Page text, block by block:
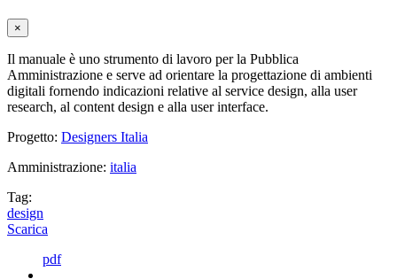
×
Il manuale è uno strumento di lavoro per la Pubblica
Amministrazione e serve ad orientare la progettazione di ambienti
digitali fornendo indicazioni relative al service design, alla user
research, al content design e alla user interface.
Progetto: Designers Italia
Amministrazione: italia
Tag:
design
Scarica
pdf